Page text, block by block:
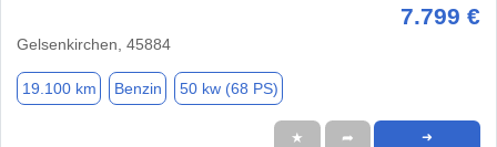
7.799 €
Gelsenkirchen, 45884
19.100 km Benzin 50 kw (68 PS)
★ ➦ ➜